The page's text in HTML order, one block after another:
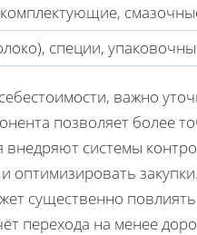
специи,
важно
позволяет более
системы
существенно
перехода на менее